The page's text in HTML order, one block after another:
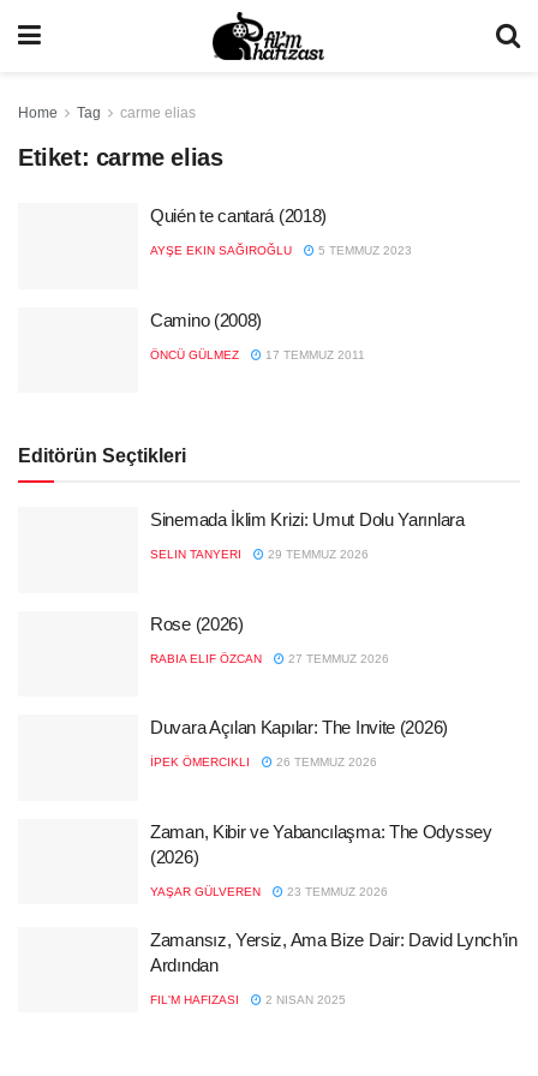
Home Tag carme elias
Etiket: carme elias
Quién te cantará (2018)
AYŞE EKIN SAĞIROĞLU 5 TEMMUZ 2023
Camino (2008)
ÖNCÜ GÜLMEZ 17 TEMMUZ 2011
Editörün Seçtikleri
Sinemada İklim Krizi: Umut Dolu Yarınlara
SELIN TANYERI 29 TEMMUZ 2026
Rose (2026)
RABIA ELIF ÖZCAN 27 TEMMUZ 2026
Duvara Açılan Kapılar: The Invite (2026)
İPEK ÖMERCIKLI 26 TEMMUZ 2026
Zaman, Kibir ve Yabancılaşma: The Odyssey
(2026)
YAŞAR GÜLVEREN 23 TEMMUZ 2026
Zamansız, Yersiz, Ama Bize Dair: David Lynch’in
Ardından
FIL'M HAFIZASI 2 NISAN 2025